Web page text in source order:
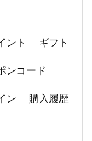
ント ギフト
ンコード
ン 購入履歴